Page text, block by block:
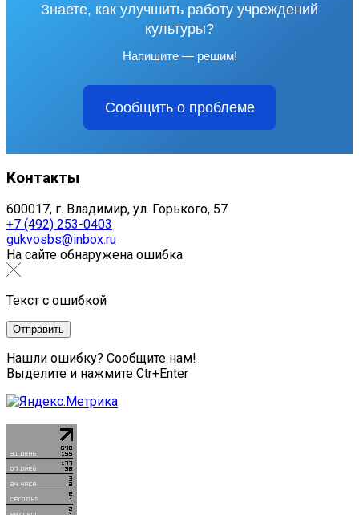
Знаете, как улучшить работу учреждений
культуры?
Напишите — решим!
Сообщить о проблеме
Контакты
600017, г. Владимир, ул. Горького, 57
+7 (492) 253-0403
gukvosbs@inbox.ru
На сайте обнаружена ошибка
Текст с ошибкой
Нашли ошибку? Сообщите нам!
Выделите и нажмите Ctr+Enter